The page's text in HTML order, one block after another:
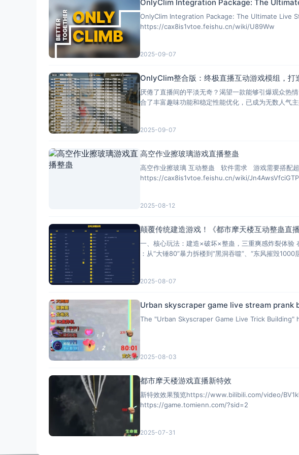
OnlyClim Integration Package: The
OnlyClim Integration Package: The Ultimate Live
https://cax8is1vtoe.feishu.cn/wiki/U89Ww
2025-09-07
OnlyClim整合版：终极直播互动游戏模组，打
厌倦了直播间的平淡无奇？渴望一款能够引爆观众热
合了丰富趣味功能和稳定性能优化，已成为无数人
2025-09-07
高空作业擦玻璃游戏直播整蛊
高空作业擦玻璃 互动整蛊 软件需求 游戏需要搭
https://cax8is1vtoe.feishu.cn/wiki/
2025-08-12
颠覆传统建造游戏！《都市摩天楼互动整蛊直
一、核心玩法：建造×破坏×整蛊，三重爽感炸裂体验​
：从“大锤80”暴力拆楼到“黑洞吞噬”、“东风摧毁
2025-08-07
Urban skyscraper game live stream
The "Urban Skyscraper Game Live Trick
2025-08-03
都市摩天楼游戏直播新特效
新特效效果预览https://www.bilibili.com/video/
https://game.tomienn.com/?sid=2
2025-07-31